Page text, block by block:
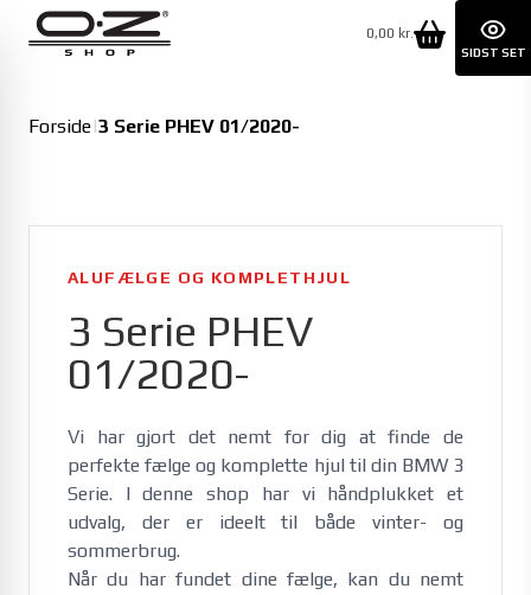
0,00 kr.
Forside|3 Serie PHEV 01/2020-
ALUFÆLGE OG KOMPLETHJUL
3 Serie PHEV
01/2020-
Vi har gjort det nemt for dig at finde de
perfekte fælge og komplette hjul til din BMW 3
Serie. I denne shop har vi håndplukket et
udvalg, der er ideelt til både vinter- og
sommerbrug.
Når du har fundet dine fælge, kan du nemt
SIDST SET